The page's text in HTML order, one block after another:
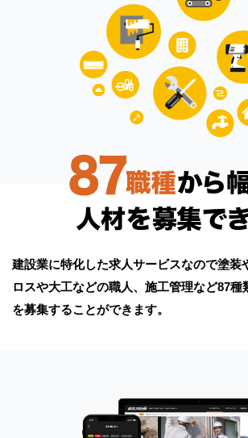
建設業に特化した求人サービスなので塗装
ロスや大工などの職人、施工管理など87種
を募集することができます。